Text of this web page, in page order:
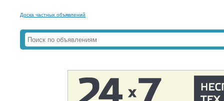
Доска частных объявлений